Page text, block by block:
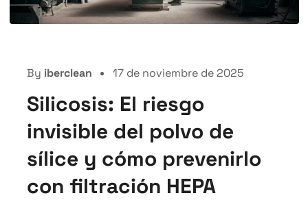
By iberclean 17 de noviembre de 2025
Silicosis: El riesgo
invisible del polvo de
sílice y cómo prevenirlo
con filtración HEPA